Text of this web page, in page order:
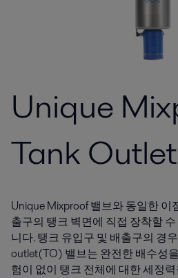
Unique
Tank Outlet
Unique Mixproof 밸브와 동일한 이
출구의 탱크 벽면에 직접 장착할
니다. 탱크 유입구 및 배출구의 경
outlet(TO) 밸브는 완전한 배수성
험이 없이 탱크 전체에 대한 세정